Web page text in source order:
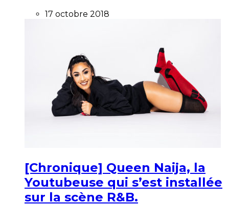
17 octobre 2018
[Chronique] Queen Naija, la
Youtubeuse qui s’est installée
sur la scène R&B.